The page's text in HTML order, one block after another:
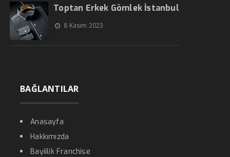
Toptan Erkek Gömlek İstanbul
8 Kasım 2023
BAĞLANTILAR
Anasayfa
Hakkımızda
Bayiilik Franchise